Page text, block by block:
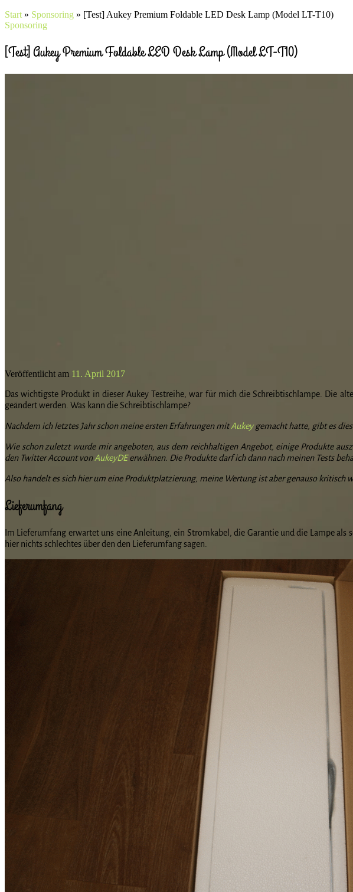
Start » Sponsoring » [Test] Aukey Premium Foldable LED Desk Lamp (Model LT-T10)
Sponsoring
[Test] Aukey Premium Foldable LED Desk Lamp (Model LT-T10)
Veröffentlicht am 11. April 2017
Das wichtigste Produkt in dieser Aukey Testreihe, war für mich die Schreibtischlampe. Die
geändert werden. Was kann die Schreibtischlampe?
Nachdem ich letztes Jahr schon meine ersten Erfahrungen mitAukeygemacht hatte, gibt es
Wie schon zuletzt wurde mir angeboten, aus dem reichhaltigen Angebot, einige Produkte
den Twitter Account vonAukeyDEerwähnen. Die Produkte darf ich dann nach meinen Tests
Also handelt es sich hier um eine Produktplatzierung, meine Wertung ist aber genauso kritisch
Lieferumfang
Im Lieferumfang erwartet uns eine Anleitung, ein Stromkabel, die Garantie und die Lampe als
hier nichts schlechtes über den den Lieferumfang sagen.